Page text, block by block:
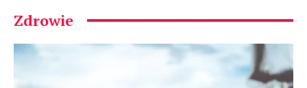
Zdrowie